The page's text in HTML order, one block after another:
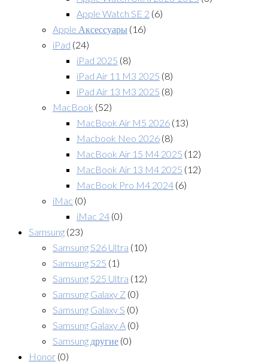
Apple Watch SE 2 (6)
Apple Аксессуары (16)
iPad (24)
iPad 2025 (8)
iPad Air 11 M3 2025 (8)
iPad Air 13 M3 2025 (8)
MacBook (52)
MacBook Air M5 2026 (13)
Macbook Neo 2026 (8)
MacBook Air 15 M4 2025 (12)
MacBook Air 13 M4 2025 (12)
MacBook Pro M4 2024 (6)
iMac (0)
iMac 24 (0)
Samsung (23)
Samsung S26 Ultra (10)
Samsung S25 (1)
Samsung S25 Ultra (12)
Samsung Galaxy Z (0)
Samsung Galaxy S (0)
Samsung Galaxy A (0)
Samsung другие (0)
Honor (0)